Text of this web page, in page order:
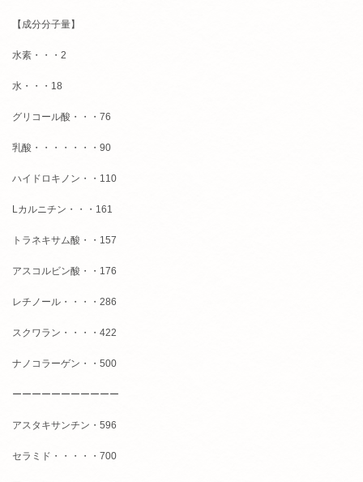
【成分分子量】
水素・・・2
水・・・18
グリコール酸・・・76
乳酸・・・・・・・90
ハイドロキノン・・110
Lカルニチン・・・161
トラネキサム酸・・157
アスコルビン酸・・176
レチノール・・・・286
スクワラン・・・・422
ナノコラーゲン・・500
ーーーーーーーーーーー
アスタキサンチン・596
セラミド・・・・・700